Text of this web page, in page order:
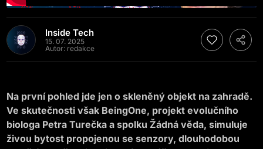
Inside Tech
15. 07. 2025
Autor: redakce
Na první pohled jde jen o skleněný objekt na zahradě.
Ve skutečnosti však BeingOne, projekt evolučního
biologa Petra Turečka a spolku Žádná věda, simuluje
živou bytost propojenou se senzory, dlouhodobou